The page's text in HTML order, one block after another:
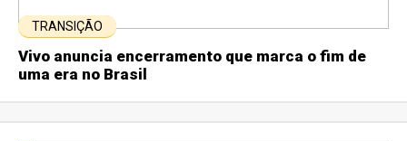
TRANSIÇÃO
Vivo anuncia encerramento que marca o fim de
uma era no Brasil